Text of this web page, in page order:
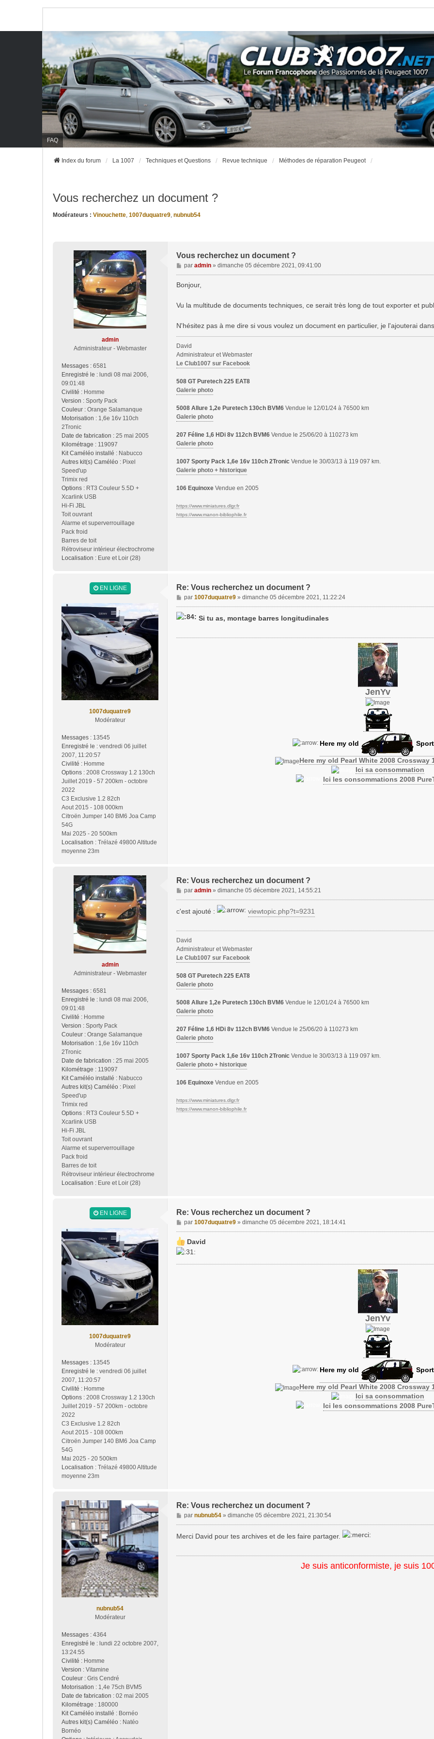
FAQ
Index du forum La 1007 Techniques et Questions Revue technique Méthodes de réparation Peugeot
Vous recherchez un document ?
Modérateurs : Vinouchette, 1007duquatre9, nubnub54
admin
Administrateur - Webmaster
Messages : 6581
Enregistré le : lundi 08 mai 2006,
09:01:48
Civilité : Homme
Version : Sporty Pack
Couleur : Orange Salamanque
Motorisation : 1,6e 16v 110ch
2Tronic
Date de fabrication : 25 mai 2005
Kilométrage : 119097
Kit Caméléo installé : Nabucco
Autres kit(s) Caméléo : Pixel
Speed'up
Trimix red
Options : RT3 Couleur 5.5D +
Xcarlink USB
Hi-Fi JBL
Toit ouvrant
Alarme et superverrouillage
Pack froid
Barres de toit
Rétroviseur intérieur électrochrome
Localisation : Eure et Loir (28)
Vous recherchez un document ?
M
e
s
g
par admin» dimanche 05 décembre 2021, 09:41:00
Bonjour,
Vu la multitude de documents techniques, ce serait très long de tout exporter et
N'hésitez pas à me dire si vous voulez un document en particulier, je l'ajouterai
David
Administrateur et Webmaster
Le Club1007 sur Facebook
508 GT Puretech 225 EAT8
Galerie photo
5008 Allure 1,2e Puretech 130ch BVM6 Vendue le 12/01/24 à 76500 km
Galerie photo
207 Féline 1,6 HDi 8v 112ch BVM6 Vendue le 25/06/20 à 110273 km
Galerie photo
1007 Sporty Pack 1,6e 16v 110ch 2Tronic Vendue le 30/03/13 à 119 097 km.
Galerie photo + historique
106 Equinoxe Vendue en 2005
https://www.miniatures.dlgr.fr
https://www.manon-bibliophile.fr
EN LIGNE
1007duquatre9
Modérateur
Messages : 13545
Enregistré le : vendredi 06 juillet
2007, 11:20:57
Civilité : Homme
Options : 2008 Crossway 1.2 130ch
Juillet 2019 - 57 200km - octobre
2022
C3 Exclusive 1.2 82ch
Aout 2015 - 108 000km
Citroën Jumper 140 BM6 Joa Camp
54G
Mai 2025 - 20 500km
Localisation : Trélazé 49800 Altitude
moyenne 23m
Re: Vous recherchez un document ?
M
e
s
par 1007duquatre9» dimanche 05 décembre 2021, 11:22:24
Si tu as, montage barres longitudinales
JenYv
Here my old
Here my old Pearl White 2008 Crossway
Ici sa consommation
Ici les consommations 2008
admin
Administrateur - Webmaster
Messages : 6581
Enregistré le : lundi 08 mai 2006,
09:01:48
Civilité : Homme
Version : Sporty Pack
Couleur : Orange Salamanque
Motorisation : 1,6e 16v 110ch
2Tronic
Date de fabrication : 25 mai 2005
Kilométrage : 119097
Kit Caméléo installé : Nabucco
Autres kit(s) Caméléo : Pixel
Speed'up
Trimix red
Options : RT3 Couleur 5.5D +
Xcarlink USB
Hi-Fi JBL
Toit ouvrant
Alarme et superverrouillage
Pack froid
Barres de toit
Rétroviseur intérieur électrochrome
Localisation : Eure et Loir (28)
Re: Vous recherchez un document ?
M
e
e
par admin» dimanche 05 décembre 2021, 14:55:21
c'est ajouté : viewtopic.php?t=9231
David
Administrateur et Webmaster
Le Club1007 sur Facebook
508 GT Puretech 225 EAT8
Galerie photo
5008 Allure 1,2e Puretech 130ch BVM6 Vendue le 12/01/24 à 76500 km
Galerie photo
207 Féline 1,6 HDi 8v 112ch BVM6 Vendue le 25/06/20 à 110273 km
Galerie photo
1007 Sporty Pack 1,6e 16v 110ch 2Tronic Vendue le 30/03/13 à 119 097 km.
Galerie photo + historique
106 Equinoxe Vendue en 2005
https://www.miniatures.dlgr.fr
https://www.manon-bibliophile.fr
EN LIGNE
1007duquatre9
Modérateur
Messages : 13545
Enregistré le : vendredi 06 juillet
2007, 11:20:57
Civilité : Homme
Options : 2008 Crossway 1.2 130ch
Juillet 2019 - 57 200km - octobre
2022
C3 Exclusive 1.2 82ch
Aout 2015 - 108 000km
Citroën Jumper 140 BM6 Joa Camp
54G
Mai 2025 - 20 500km
Localisation : Trélazé 49800 Altitude
moyenne 23m
Re: Vous recherchez un document ?
M
e
s
s
a
g
par 1007duquatre9» dimanche 05 décembre 2021, 18:14:41
David
JenYv
Here my old
Here my old Pearl White 2008 Crossway
Ici sa consommation
Ici les consommations 2008
nubnub54
Modérateur
Messages : 4364
Enregistré le : lundi 22 octobre 2007,
13:24:55
Civilité : Homme
Version : Vitamine
Couleur : Gris Cendré
Motorisation : 1,4e 75ch BVM5
Date de fabrication : 02 mai 2005
Kilométrage : 180000
Kit Caméléo installé : Bornéo
Autres kit(s) Caméléo : Natéo
Bornéo
Re: Vous recherchez un document ?
M
e
par nubnub54» dimanche 05 décembre 2021, 21:30:54
Merci David pour tes archives et de les faire partager.
Je suis anticonformiste, je suis